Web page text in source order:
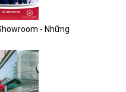
- Những